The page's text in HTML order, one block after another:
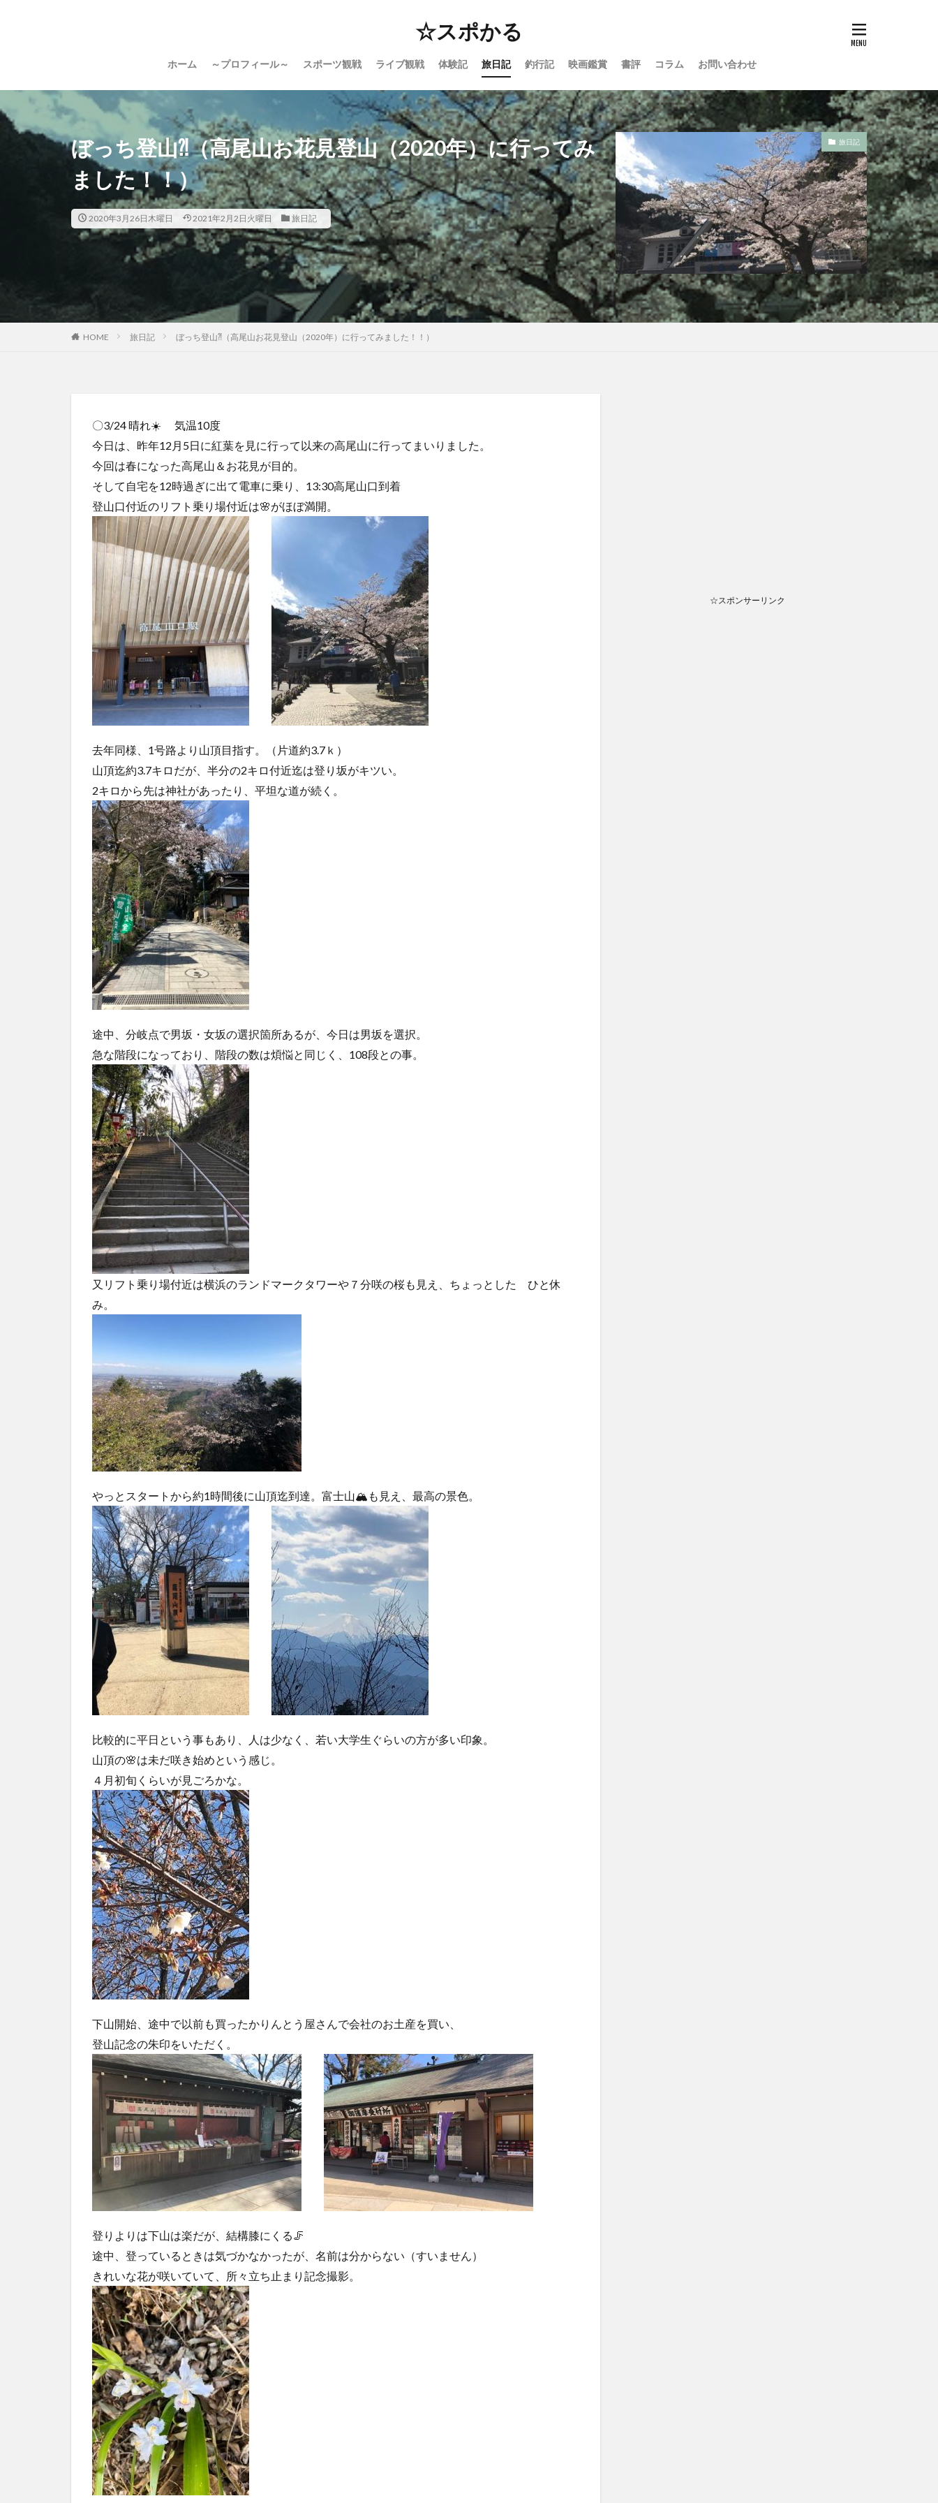
☆スポかる
ホーム ～プロフィール～ スポーツ観戦 ライブ観戦 体験記 旅日記 釣行記 映画鑑賞 書評 コラム お問い合わせ
ぼっち登山⁈（高尾山お花見登山（2020年）に行ってみ
ました！！）
2020年3月26日木曜日 2021年2月2日火曜日 旅日記
旅日記
HOME 旅日記 ぼっち登山⁈（高尾山お花見登山（2020年）に行ってみました！！）
〇3/24 晴れ☀️ 気温10度
今日は、昨年12月5日に紅葉を見に行って以来の高尾山に行ってまいりました。
今回は春になった高尾山＆お花見が目的。
そして自宅を12時過ぎに出て電車に乗り、13:30高尾山口到着
登山口付近のリフト乗り場付近は🌸がほぼ満開。
去年同様、1号路より山頂目指す。（片道約3.7ｋ）
山頂迄約3.7キロだが、半分の2キロ付近迄は登り坂がキツい。
2キロから先は神社があったり、平坦な道が続く。
途中、分岐点で男坂・女坂の選択箇所あるが、今日は男坂を選択。
急な階段になっており、階段の数は煩悩と同じく、108段との事。
又リフト乗り場付近は横浜のランドマークタワーや７分咲の桜も見え、ちょっとした ひと休
み。
やっとスタートから約1時間後に山頂迄到達。富士山🏔も見え、最高の景色。
比較的に平日という事もあり、人は少なく、若い大学生ぐらいの方が多い印象。
山頂の🌸は未だ咲き始めという感じ。
４月初旬くらいが見ごろかな。
下山開始、途中で以前も買ったかりんとう屋さんで会社のお土産を買い、
登山記念の朱印をいただく。
登りよりは下山は楽だが、結構膝にくる🦵
途中、登っているときは気づかなかったが、名前は分からない（すいません）
きれいな花が咲いていて、所々立ち止まり記念撮影。
☆スポンサーリンク